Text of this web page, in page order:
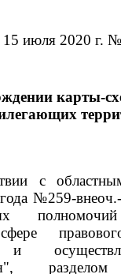
15 июля 2020 г.
карты-
с
№259-
и